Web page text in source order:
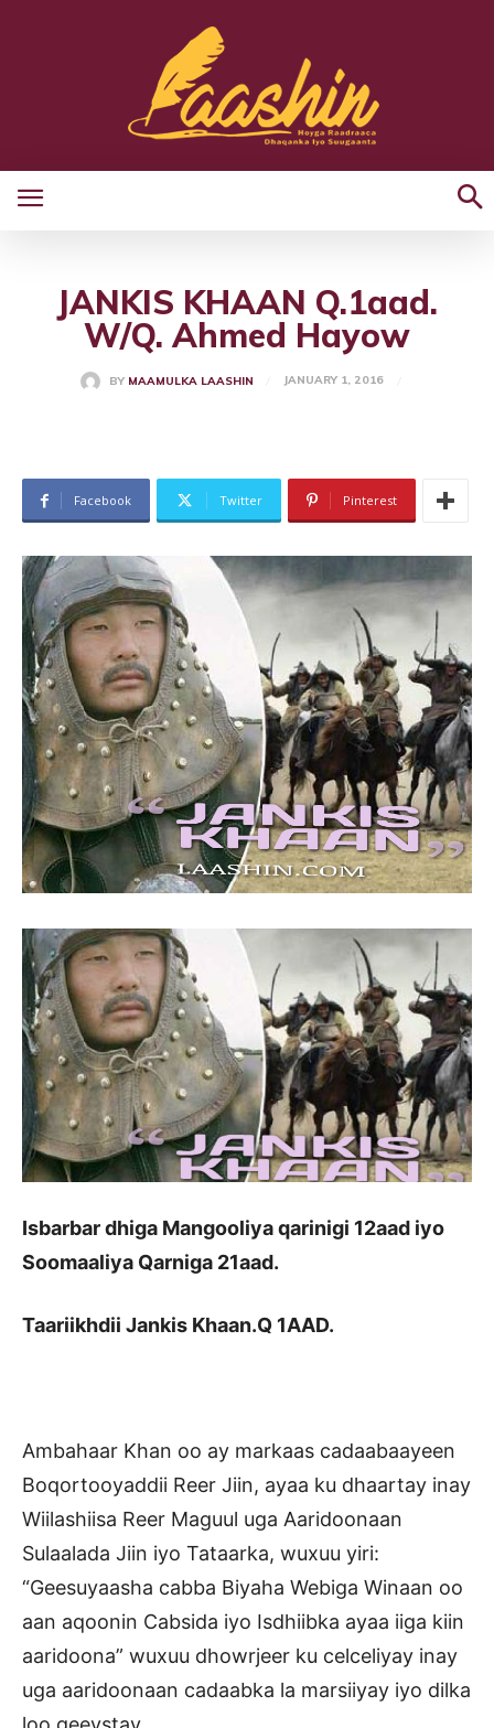
JANKIS KHAAN Q.1aad.
W/Q. Ahmed Hayow
BY MAAMULKA LAASHIN JANUARY 1, 2016
Facebook Twitter Pinterest
Isbarbar dhiga Mangooliya qarinigi 12aad iyo
Soomaaliya Qarniga 21aad.
Taariikhdii Jankis Khaan.Q 1AAD.
Ambahaar Khan oo ay markaas cadaabaayeen
Boqortooyaddii Reer Jiin, ayaa ku dhaartay inay
Wiilashiisa Reer Maguul uga Aaridoonaan
Sulaalada Jiin iyo Tataarka, wuxuu yiri:
“Geesuyaasha cabba Biyaha Webiga Winaan oo
aan aqoonin Cabsida iyo Isdhiibka ayaa iiga kiin
aaridoona” wuxuu dhowrjeer ku celceliyay inay
uga aaridoonaan cadaabka la marsiiyay iyo dilka